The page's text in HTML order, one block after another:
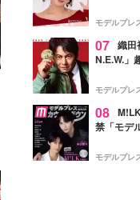
ぎ」「成
モデルプレ
07 織田
N.E.W.」
徴する“謎
モデルプレ
08
禁「モデ
モデルプレ